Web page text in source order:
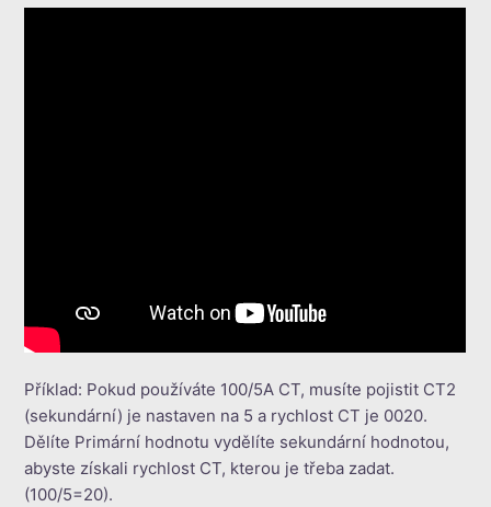
Příklad: Pokud používáte 100/5A CT, musíte pojistit CT2
(sekundární) je nastaven na 5 a rychlost CT je 0020.
Dělíte Primární hodnotu vydělíte sekundární hodnotou,
abyste získali rychlost CT, kterou je třeba zadat.
(100/5=20).